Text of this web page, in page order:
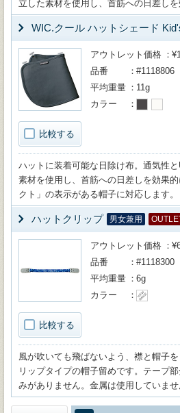
立した素材を使用し、首筋への日差しを
WIC.クール ハットシェード
比較する
アウトレット価格
品番
#1118806
平均重量
11g
カラー
ハットに装着可能な日除け布。通気性
素材を使用し、首筋への日差しを効果
クト」の表示がある帽子に対応します。
ハットクリップ 男女兼用
比較する
アウトレット価格
品番
#1118300
平均重量
6g
カラー
風が吹いても飛ばないよう、襟と帽子
リップタイプの帽子留めです。テープ
みがありません。金属は使用していませ